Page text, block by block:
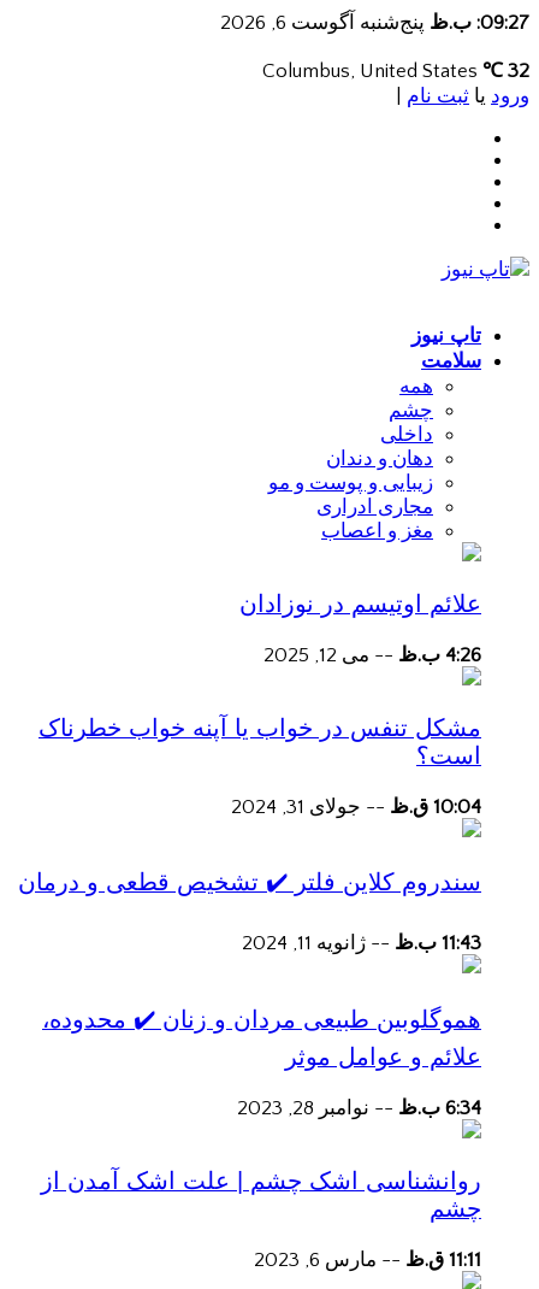
09:27: ب.ظ پنج‌شنبه آگوست 6, 2026
32 ℃
ورود یا ثبت نام
تاپ نیوز
سلامت
همه
چشم
داخلی
دهان و دندان
زیبایی و پوست و مو
مجاری ادراری
مغز و اعصاب
علائم اوتیسم در نوزادان
4:26 ب.ظ -- می 12, 2025
مشکل تنفس در خواب یا آپنه خواب خطرناک
است؟
10:04 ق.ظ -- جولای 31, 2024
سندروم کلاین فلتر ✔️ تشخیص قطعی و درمان
11:43 ب.ظ -- ژانویه 11, 2024
هموگلوبین طبیعی مردان و زنان ✔️ محدوده،
علائم و عوامل موثر
6:34 ب.ظ -- نوامبر 28, 2023
روانشناسی اشک چشم | علت اشک آمدن از
چشم
11:11 ق.ظ -- مارس 6, 2023